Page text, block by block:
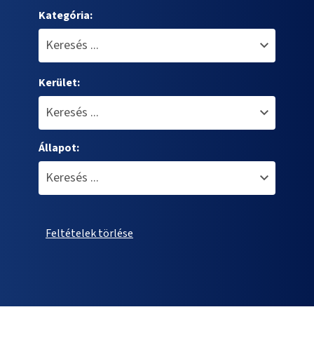
Kategória:
Kerület:
Állapot:
Feltételek törlése